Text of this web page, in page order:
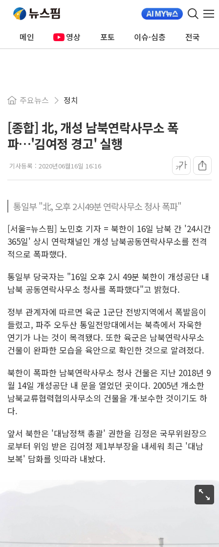
메인 영상 포토 이슈·심층 전국
주요뉴스 정치
[종합] 北, 개성 남북연락사무소 폭
파…'김여정 경고' 실행
기사등록 : 2020년06월16일 16:16 가가
통일부 "北, 오후 2시49분 연락사무소 청사 폭파"
[서울=뉴스핌] 노민호 기자 = 북한이 16일 남북 간 '24시간
365일' 상시 연락채널인 개성 남북공동연락사무소를 전격
적으로 폭파했다.
통일부 당국자는 "16일 오후 2시 49분 북한이 개성공단 내
남북 공동연락사무소 청사를 폭파했다"고 밝혔다.
정부 관계자에 따르면 육군 1군단 전방지역에서 폭발음이
들렸고, 파주 오두산 통일전망대에서는 북측에서 자욱한
연기가 나는 것이 목격됐다. 또한 육군은 남북연락사무소
건물이 완파한 모습을 육안으로 확인한 것으로 알려졌다.
북한이 폭파한 남북연락사무소 청사 건물은 지난 2018년 9
월 14일 개성공단 내 문을 열었던 곳이다. 2005년 개소한
남북교류협력협의사무소의 건물을 개·보수한 것이기도 하
다.
앞서 북한은 '대남정책 총괄' 권한을 김정은 국무위원장으
로부터 위임 받은 김여정 제1부부장을 내세워 최근 '대남
보복' 담화를 잇따라 내놨다.